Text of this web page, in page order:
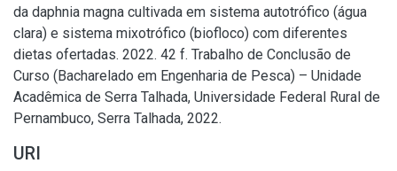
da daphnia magna cultivada em sistema autotrófico (água
clara) e sistema mixotrófico (biofloco) com diferentes
dietas ofertadas. 2022. 42 f. Trabalho de Conclusão de
Curso (Bacharelado em Engenharia de Pesca) – Unidade
Acadêmica de Serra Talhada, Universidade Federal Rural de
Pernambuco, Serra Talhada, 2022.
URI